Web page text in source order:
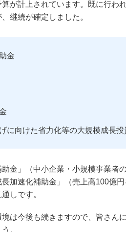
が計上されています。既に行わ
継続が確定しました。
金
に向けた省力化等の大規模成長投
金」（中小企業・小規模事業者
加速化補助金」（売上高100億
しです。
は今後も続きますので、皆さん
。